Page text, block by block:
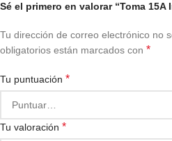
Sé el primero en valorar “Toma
Tu dirección de correo electrónico no
obligatorios están marcados con *
Tu puntuación *
Tu valoración *